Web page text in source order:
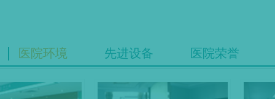
医院环境 先进设备 医院荣誉